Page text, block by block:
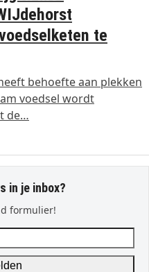
te
behoefte aan plekken
voedsel wordt
de…
in je inbox?
formulier!